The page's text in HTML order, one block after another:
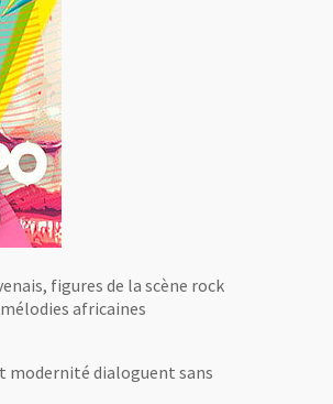
figures de la scène rock
africaines
modernité dialoguent sans